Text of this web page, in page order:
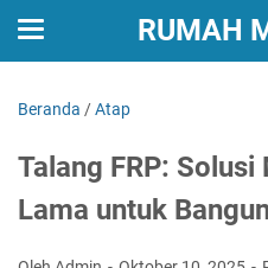
RUMAH
Beranda /Atap
Talang FRP:
Lama untuk